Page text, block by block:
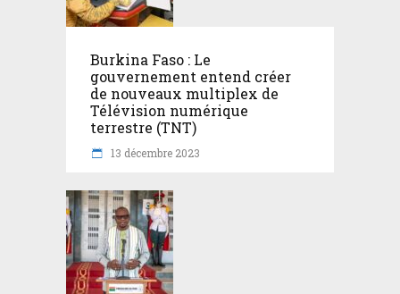
Burkina Faso : Le
gouvernement entend créer
de nouveaux multiplex de
Télévision numérique
terrestre (TNT)
13 décembre 2023